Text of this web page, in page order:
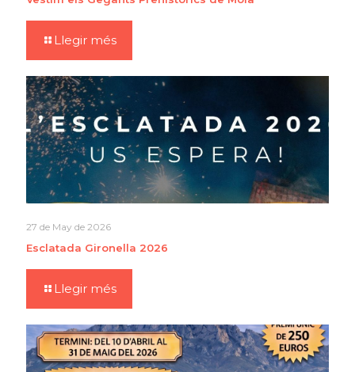
Llegir més
27 de May de 2026
Esclatada Gironella 2026
Llegir més